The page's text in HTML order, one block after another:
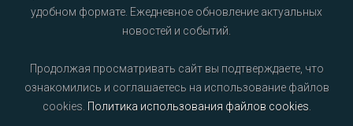
удобном формате. Ежедневное обновление актуальных
новостей и событий.
Продолжая просматривать сайт вы подтверждаете, что
ознакомились и соглашаетесь на использование файлов
cookies. Политика использования файлов cookies